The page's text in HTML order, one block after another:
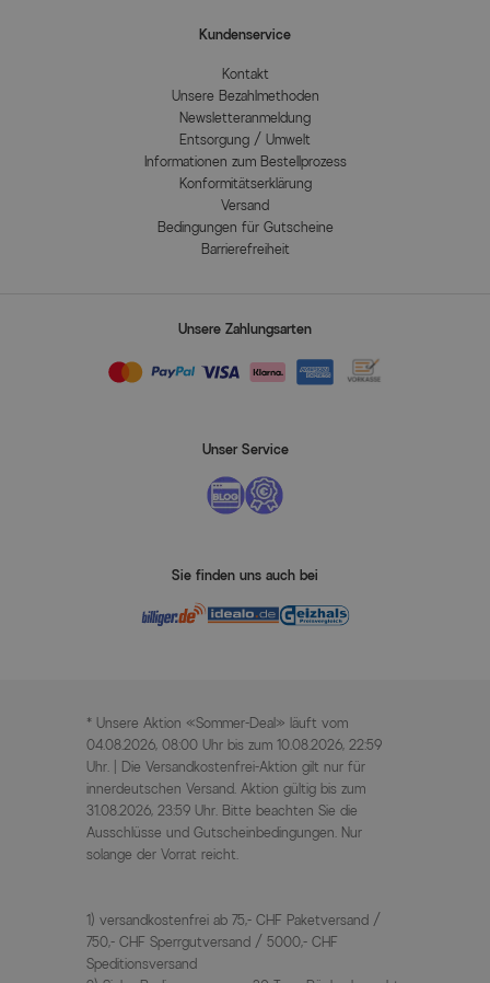
Kundenservice
Kontakt
Unsere Bezahlmethoden
Newsletteranmeldung
Entsorgung / Umwelt
Informationen zum Bestellprozess
Konformitätserklärung
Versand
Bedingungen für Gutscheine
Barrierefreiheit
Unsere Zahlungsarten
Unser Service
Sie finden uns auch bei
* Unsere Aktion «Sommer-Deal» läuft vom
04.08.2026, 08:00 Uhr bis zum 10.08.2026, 22:59
Uhr. | Die Versandkostenfrei-Aktion gilt nur für
innerdeutschen Versand. Aktion gültig bis zum
31.08.2026, 23:59 Uhr. Bitte beachten Sie die
Ausschlüsse und Gutscheinbedingungen. Nur
solange der Vorrat reicht.
1) versandkostenfrei ab 75,- CHF Paketversand /
750,- CHF Sperrgutversand / 5000,- CHF
Speditionsversand